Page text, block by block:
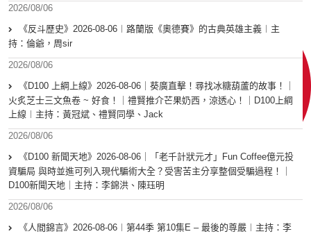
2026/08/06
《反斗歷史》2026-08-06︱路蘭版《奧德賽》的古典英雄主義︱主
持：倫爺，周sir
2026/08/06
《D100 上綱上線》2026-08-06｜葵廣直擊！尋找冰糖葫蘆的故事！｜
火炙芝士三文魚卷 ~ 好食！｜禮賢推介芒果奶西，涼透心！｜D100上綱
上線︱主持：黃冠斌、禮賢同學、Jack
2026/08/06
《D100 新聞天地》2026-08-06｜「老千計狀元才」Fun Coffee億元投
資騙局 與時並進可列入現代騙術大全？受害苦主分享整個受騙過程！｜
D100新聞天地｜主持：李錦洪、陳珏明
2026/08/06
《人間錦言》2026-08-06︱第44季 第10集E – 最後的尊嚴︱主持：李